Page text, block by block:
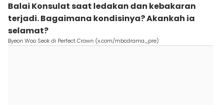
Balai Konsulat saat ledakan dan kebakaran
terjadi. Bagaimana kondisinya? Akankah ia
selamat?
Byeon Woo Seok di Perfect Crown (x.com/mbcdrama_pre)